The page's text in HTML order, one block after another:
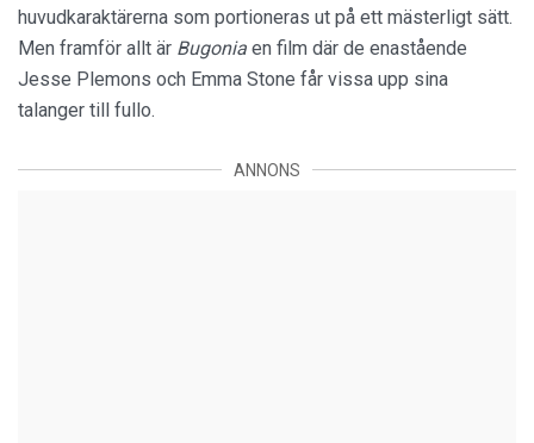
huvudkaraktärerna som portioneras ut på ett mästerligt sätt.
Men framför allt är Bugonia en film där de enastående
Jesse Plemons och Emma Stone får vissa upp sina
talanger till fullo.
ANNONS